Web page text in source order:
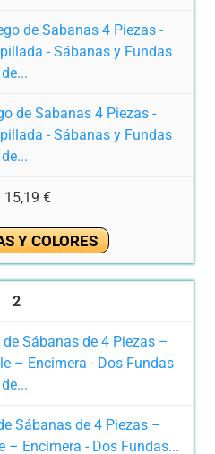
de Sabanas 4 Piezas -
- Sábanas y Fundas
de...
15,19 €
Y COLORES
2
Sábanas de 4 Piezas –
– Encimera - Dos Fundas...